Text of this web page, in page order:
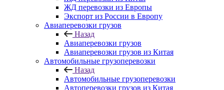
ЖД перевозки из Европы
Экспорт из России в Европу
Авиаперевозки грузов
Назад
Авиаперевозки грузов
Авиаперевозки грузов из Китая
Автомобильные грузоперевозки
Назад
Автомобильные грузоперевозки
Автоперевозки грузов из Китая